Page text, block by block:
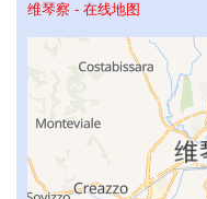
维琴察 - 在线地图